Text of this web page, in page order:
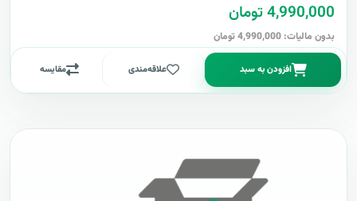
4,990,000 تومان
بدون مالیات: 4,990,000 تومان
افزودن به سبد علاقه‌مندی مقایسه